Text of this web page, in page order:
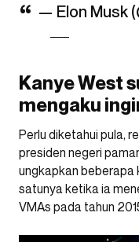
— Elon Musk
Kanye West
mengaku
Perlu diketahui pula,
presiden negeri
ungkapkan beberapa
satunya ketika ia
VMAs pada tahun